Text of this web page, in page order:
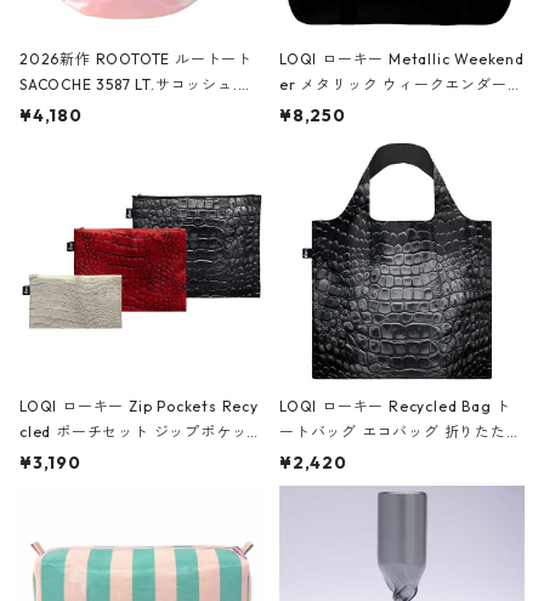
2026新作 ROOTOTE ルートート
SACOCHE 3587 LT.サコッシュ.ル
ミエ-B ショルダーバッグ グロスピ
¥4,180
LOQI ローキー Metallic Weekend
er メタリック ウィークエンダー
ボストンバッグ ショルダーバッグ
Black ジャン=ミッシェル・バスキ
ア/クラウン ブラック
¥8,250
LOQI ローキー Zip Pockets Recy
cled ポーチセット ジップポケット
ファスナーポーチ 撥水加工 トラベ
ーガンディー、オフホワイト
¥3,190
LOQI ローキー Recycled Bag ト
ートバッグ エコバッグ 折りたたみ
大きめ 撥水加工 収納ポーチ CRO
CODILE/Black クロコダイル/ブラ
¥2,420